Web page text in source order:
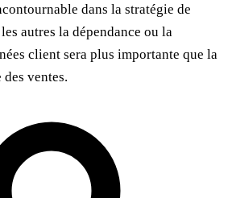
dans la stratégie de
autres la dépendance ou la
client sera plus importante que la
ventes.